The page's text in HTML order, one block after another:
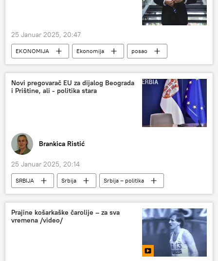
25 Januar 2025, 20:47
EKONOMIJA Ekonomija
posao
poslodavac
Novi pregovarač EU za dijalog Beograda
i Prištine, ali - politika stara
Brankica Ristić
25 Januar 2025, 20:14
SRBIJA Srbija
Srbija – politika
Kosovo i Metohija (KiM)
Dijalog Beograda i Prištine
Evropska unija (EU)
Prajine košarkaške čarolije – za sva
vremena /video/